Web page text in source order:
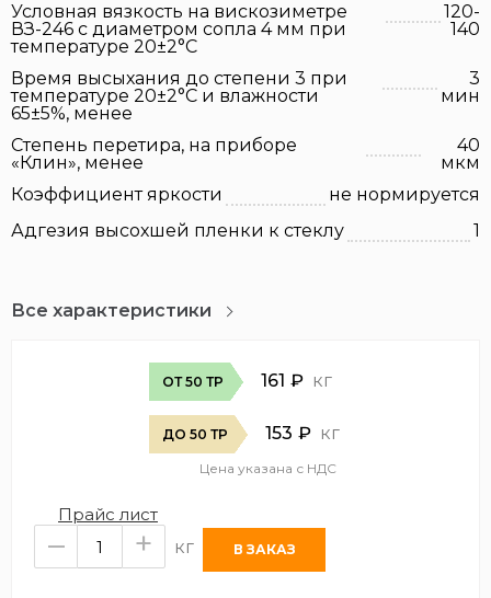
Условная вязкость на вискозиметре
ВЗ-246 с диаметром сопла 4 мм при
температуре 20±2°С
120-
140
Время высыхания до степени 3 при
температуре 20±2°С и влажности
65±5%, менее
3
мин
Степень перетира, на приборе
«Клин», менее
40
мкм
Коэффициент яркости
не нормируется
Адгезия высохшей пленки к стеклу
1
Все характеристики
ОТ 50 ТР 161 ₽ кг
ДО 50 ТР 153 ₽ кг
Цена указана с НДС
Прайс лист
– + кг